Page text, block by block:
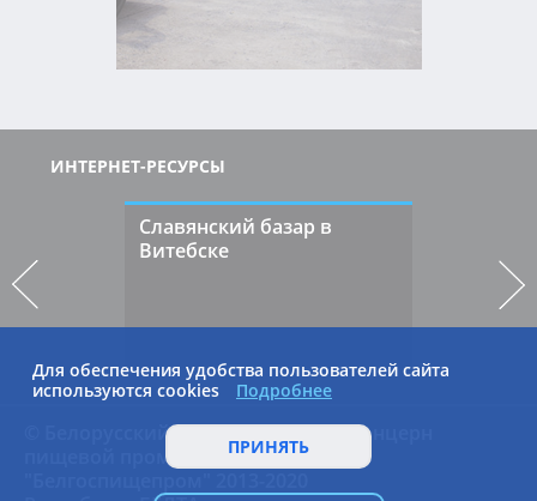
ИНТЕРНЕТ-РЕСУРСЫ
Славянский базар в
Витебске
© Белорусский государственный концерн
пищевой промышленности
Для обеспечения удобства пользователей сайта
используются cookies
Подробнее
ПРИНЯТЬ